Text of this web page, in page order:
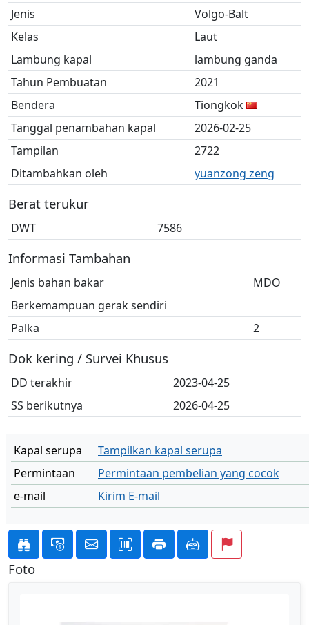
Jenis
Volgo-Balt
Kelas
Laut
Lambung kapal
lambung ganda
Tahun Pembuatan
2021
Bendera
Tiongkok
Tanggal penambahan kapal
2026-02-25
Tampilan
2722
Ditambahkan oleh
yuanzong zeng
Berat terukur
DWT 7586
Informasi Tambahan
Jenis bahan bakar
MDO
Berkemampuan gerak sendiri
Palka
2
Dok kering / Survei Khusus
DD terakhir
2023-04-25
SS berikutnya
2026-04-25
Kapal serupa
Tampilkan kapal serupa
Permintaan
Permintaan pembelian yang cocok
e-mail
Kirim E-mail
Foto